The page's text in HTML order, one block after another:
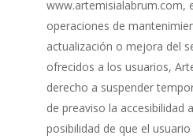
www.artemisialabrum.com,
operaciones de
actualización o mejora del
ofrecidos a los usuarios,
derecho a suspender
de preaviso la accesibilidad
posibilidad de que el